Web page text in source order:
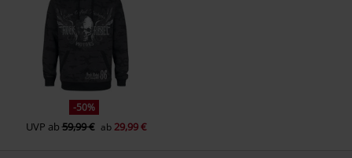
-50%
UVP ab59,99 € ab 29,99 €